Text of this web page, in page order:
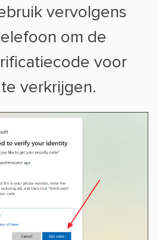
vervolgens
om de
voor
verkrijgen.